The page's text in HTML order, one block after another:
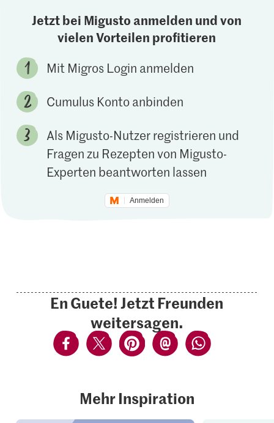
Jetzt bei Migusto anmelden und von
vielen Vorteilen profitieren
Mit Migros Login anmelden
Cumulus Konto anbinden
Als Migusto-Nutzer registrieren und
Fragen zu Rezepten von Migusto-
Experten beantworten lassen
Anmelden
En Guete! Jetzt Freunden
weitersagen.
Mehr Inspiration